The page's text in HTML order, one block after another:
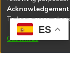
ES
To learn more,
Customize